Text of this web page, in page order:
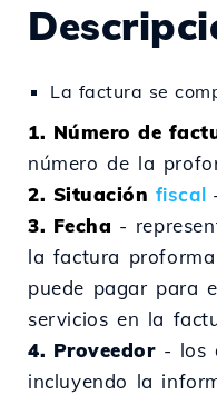
La factura se
1. Número de
número de la
2. Situación fiscal
3. Fecha -
la factura
puede pagar para
servicios en la
4. Proveedor- los
incluyendo la